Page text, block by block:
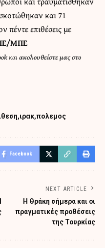
και 71
πέντε επιθέσεις με
ΜΠΕ
καιακολουθείστε μας στο
ιρακ πολεμος
Facebook
NEXT ARTICLE
Η Θράκη σήμερα και οι
πραγματικές προθέσεις
της Τουρκίας